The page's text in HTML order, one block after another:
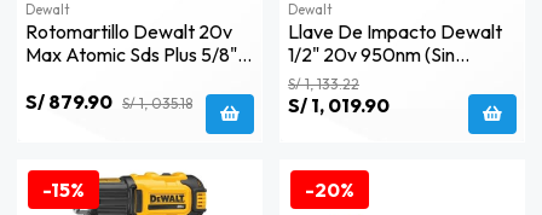
Dewalt
Rotomartillo Dewalt 20v
Max Atomic Sds Plus 5/8" -
S/ 879.90 S/ 1, 035.18
Dewalt
Llave De Impacto Dewalt
1/2" 20v 950nm (sin
Batería) - Dcf899b
S/ 1, 019.90
S/ 1, 133.22
-15% -20%